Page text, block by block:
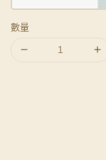
數量